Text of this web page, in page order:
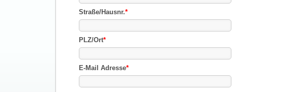
Straße/Hausnr.*
PLZ/Ort*
E-Mail Adresse*